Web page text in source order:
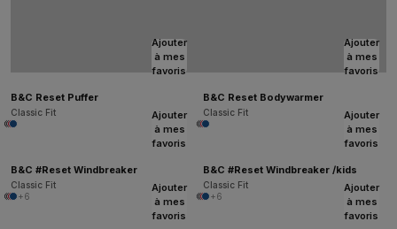
Ajouter
à mes
favoris
B&C Reset Puffer
Classic Fit
Ajouter
à mes
favoris
B&C Reset Bodywarmer
Classic Fit
Ajouter
à mes
favoris
B&C #Reset Windbreaker
Classic Fit
+6
Ajouter
à mes
favoris
B&C #Reset Windbreaker /kids
Classic Fit
+6
Ajouter
à mes
favoris
Ajouter
à mes
favoris